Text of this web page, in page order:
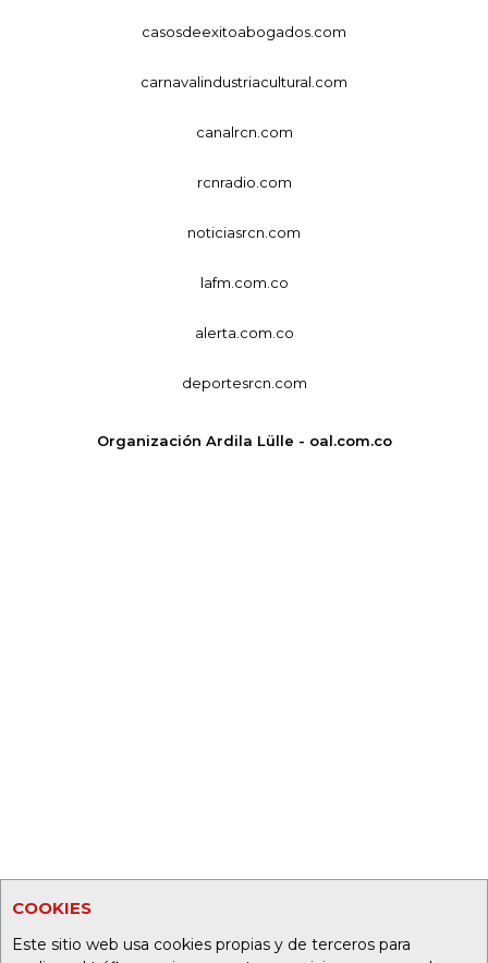
COOKIES
Este sitio web usa cookies propias y de terceros para
casosdeexitoabogados.com
carnavalindustriacultural.com
canalrcn.com
rcnradio.com
noticiasrcn.com
lafm.com.co
alerta.com.co
deportesrcn.com
Organización Ardila Lülle - oal.com.co